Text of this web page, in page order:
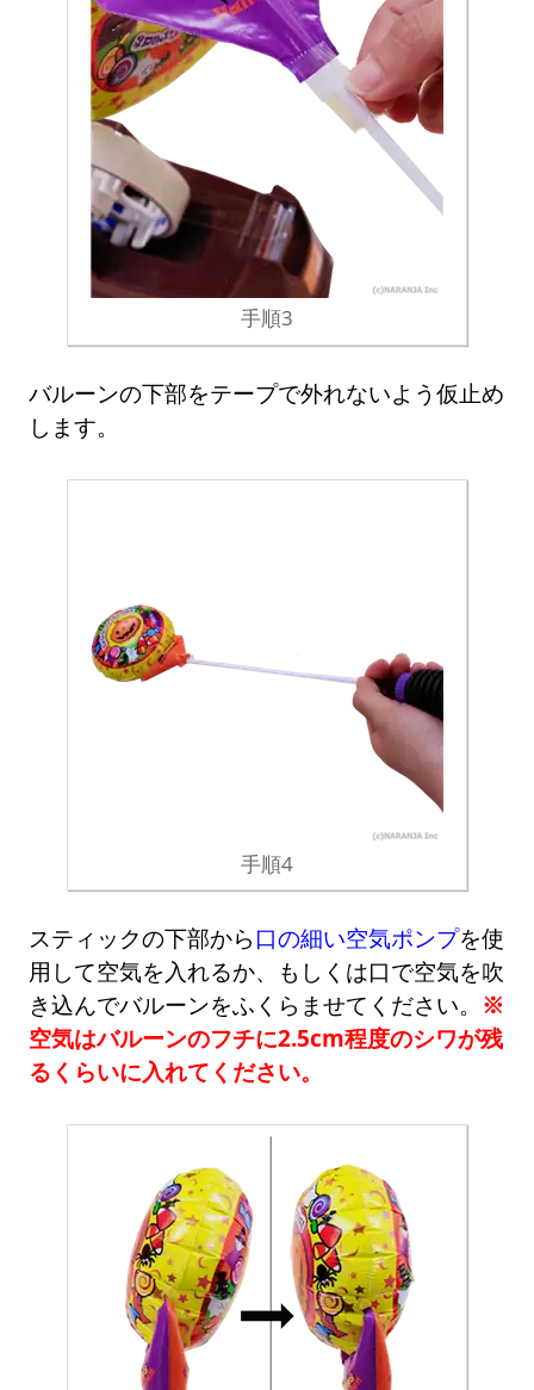
手順3
バルーンの下部をテープで外れないよう仮止め
します。
手順4
スティックの下部から 口の細い空気ポンプを使
用して空気を入れるか、もしくは口で空気を吹
き込んでバルーンをふくらませてください。 ※
空気はバルーンのフチに2.5cm程度のシワが残
るくらいに入れてください。